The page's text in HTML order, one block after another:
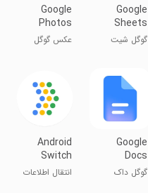
Google
Sheets
گوگل شیت
Google
Photos
عکس گوگل
Google
Docs
گوگل داک
Android
Switch
انتقال اطلاعات